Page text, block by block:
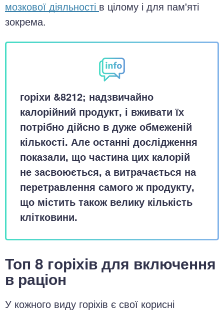
мозкової діяльності в цілому і для пам'яті
зокрема.
горіхи &8212; надзвичайно
калорійний продукт, і вживати їх
потрібно дійсно в дуже обмеженій
кількості. Але останні дослідження
показали, що частина цих калорій
не засвоюється, а витрачається на
перетравлення самого ж продукту,
що містить також велику кількість
клітковини.
Топ 8 горіхів для включення
в раціон
У кожного виду горіхів є свої корисні